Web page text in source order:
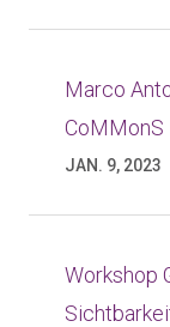
Marco
CoMMonS
JAN. 9, 2023
Workshop